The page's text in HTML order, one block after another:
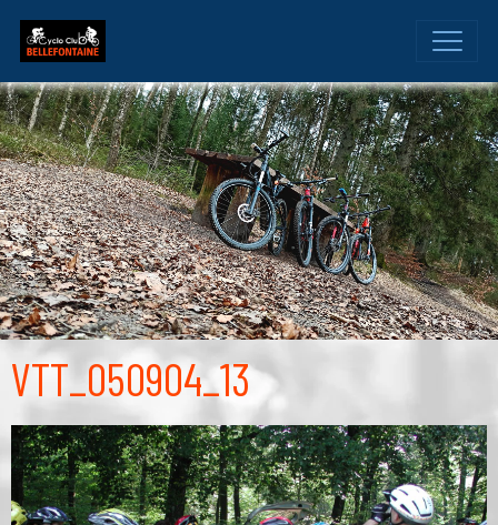
VTT_050904_13